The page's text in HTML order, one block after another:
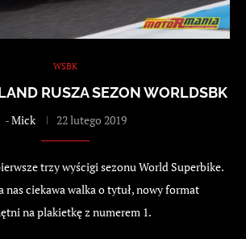
WSBK
RUSZA SEZON WORLDSBK
-Mick 22 lutego 2019
trzy wyścigi sezonu World Superbike.
nas ciekawa walka o tytuł, nowy format
na plakietkę z numerem 1.